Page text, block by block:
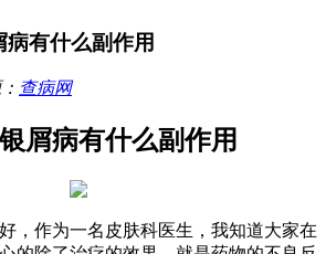
有什么副作用
查病网
屑病有什么副作用
，作为一名皮肤科医生，我知道大家在